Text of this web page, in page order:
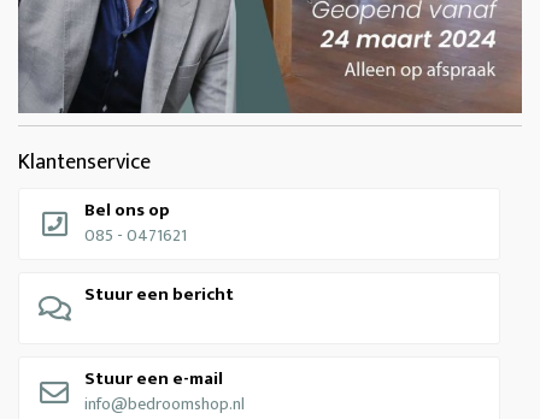
Klantenservice
Bel ons op
085 - 0471621
Stuur een bericht
Stuur een e-mail
info@bedroomshop.nl